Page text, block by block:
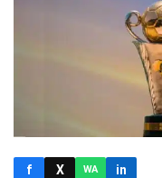
f X WA in